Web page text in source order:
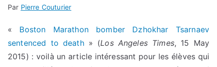
Par Pierre Couturier
« Boston Marathon bomber Dzhokhar Tsarnaev
sentenced to death» (Los Angeles Times, 15 May
2015) : voilà un article intéressant pour les élèves qui